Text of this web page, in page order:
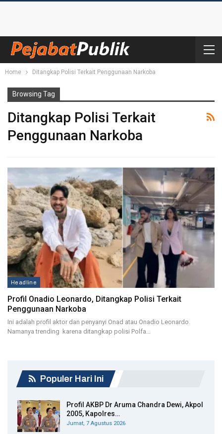
Home Ditangkap Polisi Terkait Penggunaan Narkoba
Browsing Tag
Ditangkap Polisi Terkait
Penggunaan Narkoba
Headline
Profil Onadio Leonardo, Ditangkap Polisi Terkait
Penggunaan Narkoba
Ini adalah profil aktor dan penyanyi Onad atau Onadio Leonardo.
Namanya trending karena ditangkap polisi Polfa…
Populer Hari Ini
Profil AKBP Dr Aruma Chandra Dewi, Akpol
2005, Kapolres…
Jumat, 7 Agustus 2026